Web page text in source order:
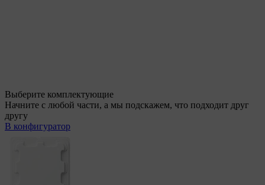
Выберите комплектующие
Начните с любой части, а мы подскажем, что подходит друг
другу
В конфигуратор